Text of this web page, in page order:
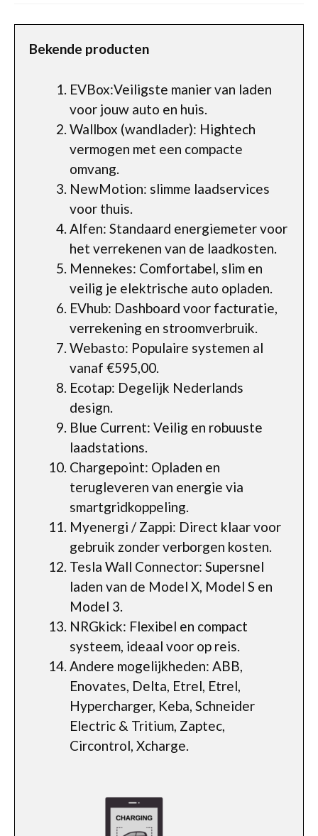
Bekende producten
EVBox:Veiligste manier van laden
voor jouw auto en huis.
Wallbox (wandlader): Hightech
vermogen met een compacte
omvang.
NewMotion: slimme laadservices
voor thuis.
Alfen: Standaard energiemeter voor
het verrekenen van de laadkosten.
Mennekes: Comfortabel, slim en
veilig je elektrische auto opladen.
EVhub: Dashboard voor facturatie,
verrekening en stroomverbruik.
Webasto: Populaire systemen al
vanaf €595,00.
Ecotap: Degelijk Nederlands
design.
Blue Current: Veilig en robuuste
laadstations.
Chargepoint: Opladen en
terugleveren van energie via
smartgridkoppeling.
Myenergi / Zappi: Direct klaar voor
gebruik zonder verborgen kosten.
Tesla Wall Connector: Supersnel
laden van de Model X, Model S en
Model 3.
NRGkick: Flexibel en compact
systeem, ideaal voor op reis.
Andere mogelijkheden: ABB,
Enovates, Delta, Etrel, Etrel,
Hypercharger, Keba, Schneider
Electric & Tritium, Zaptec,
Circontrol, Xcharge.